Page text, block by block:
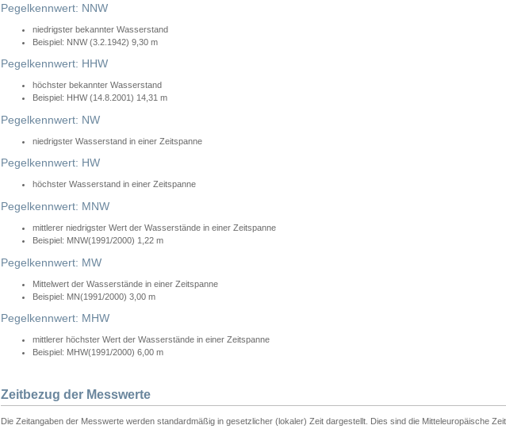
Pegelkennwert: NNW
niedrigster bekannter Wasserstand
Beispiel: NNW (3.2.1942) 9,30 m
Pegelkennwert: HHW
höchster bekannter Wasserstand
Beispiel: HHW (14.8.2001) 14,31 m
Pegelkennwert: NW
niedrigster Wasserstand in einer Zeitspanne
Pegelkennwert: HW
höchster Wasserstand in einer Zeitspanne
Pegelkennwert: MNW
mittlerer niedrigster Wert der Wasserstände in einer Zeitspanne
Beispiel: MNW(1991/2000) 1,22 m
Pegelkennwert: MW
Mittelwert der Wasserstände in einer Zeitspanne
Beispiel: MN(1991/2000) 3,00 m
Pegelkennwert: MHW
mittlerer höchster Wert der Wasserstände in einer Zeitspanne
Beispiel: MHW(1991/2000) 6,00 m
Zeitbezug der Messwerte
Die Zeitangaben der Messwerte werden standardmäßig in gesetzlicher (lokaler) Zeit dargestellt. Dies sind die Mitteleuropäische